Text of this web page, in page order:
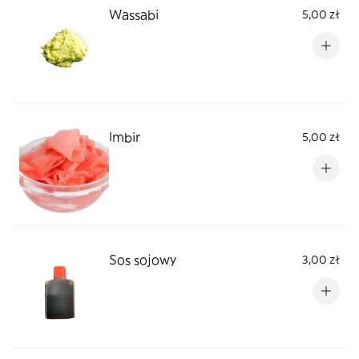
Wassabi 5,00 zł
Imbir 5,00 zł
Sos sojowy 3,00 zł